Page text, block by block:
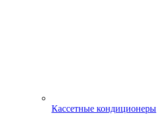
Кассетные кондиционеры